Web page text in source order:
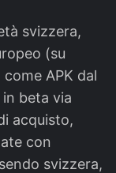
svizzera,
(su
APK dal
beta via
acquisto,
con
svizzera,